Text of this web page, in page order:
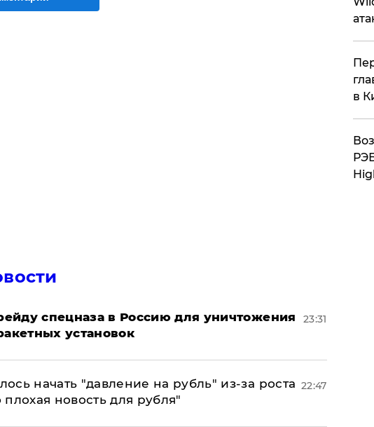
спецназа в Россию для уничтожения
установок
23:31
начать "давление на рубль" из-за роста
плохая новость для рубля"
22:47
в